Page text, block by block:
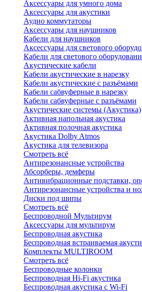
Аксессуары для умного дома
Аксессуары для акустики
Аудио коммутаторы
Аксессуары для наушников
Кабели для наушников
Аксессуары для светового
Кабели для светового
Акустические кабели
Кабели акустические в нарезку
Кабели акустические с разъёмами
Кабели сабвуферные в нарезку
Кабели сабвуферные с разъёмами
Акустические системы (Акустика)
Активная напольная акустика
Активная полочная акустика
Акустика Dolby Atmos
Акустика для телевизора
Смотреть всё
Антирезонансные устройства
Абсорберы, демферы
Антивибрационные подставки,
Антирезонансные устройства и
Диски под шипы
Смотреть всё
Беспроводной Мультирум
Аксессуары для мультирум
Беспроводная акустика
Беспроводная встраиваемая
Комплекты MULTIROOM
Смотреть всё
Беспроводные колонки
Беспроводная Hi-Fi акустика
Беспроводная акустика с Wi-Fi